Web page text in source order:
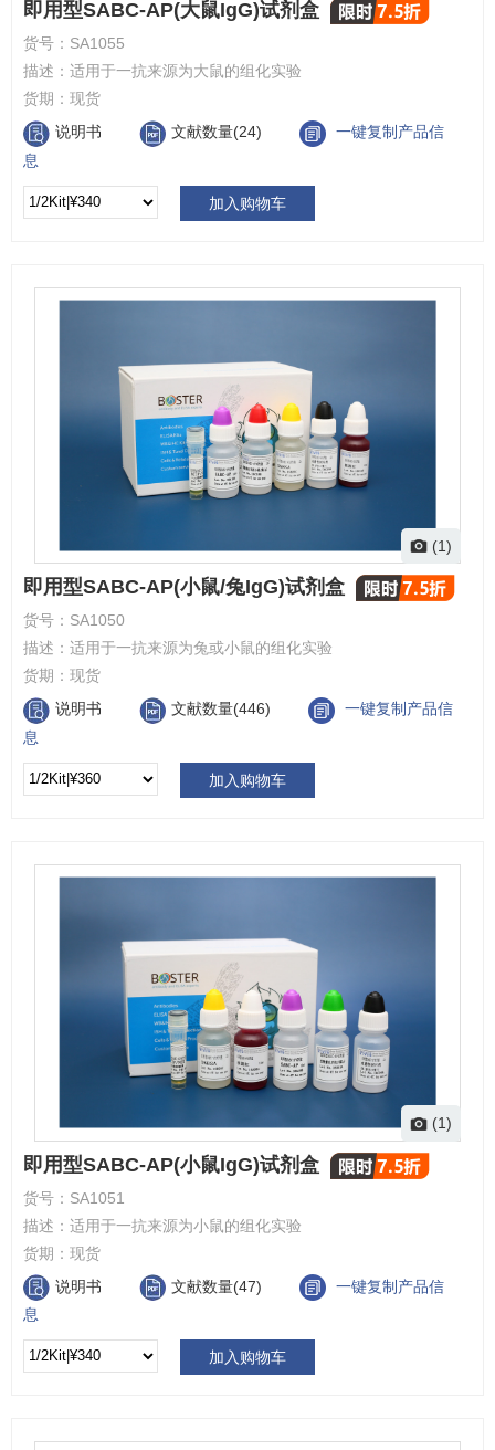
即用型SABC-AP(大鼠IgG)试剂盒
货号： SA1055
描述： 适用于一抗来源为大鼠的组化实验
货期： 现货
说明书
文献数量(24)
一键复制产品信
息
加入购物车
(1)
即用型SABC-AP(小鼠/兔IgG)试剂盒
货号： SA1050
描述： 适用于一抗来源为兔或小鼠的组化实验
货期： 现货
说明书
文献数量(446)
一键复制产品信
息
加入购物车
(1)
即用型SABC-AP(小鼠IgG)试剂盒
货号： SA1051
描述： 适用于一抗来源为小鼠的组化实验
货期： 现货
说明书
文献数量(47)
一键复制产品信
息
加入购物车